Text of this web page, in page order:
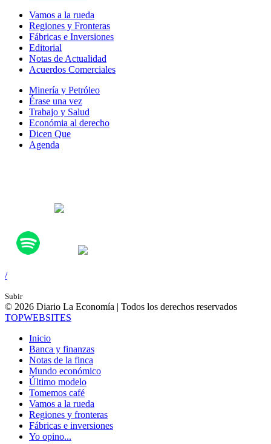
Vamos a la rueda
Regiones y Fronteras
Fábricas e Inversiones
Editorial
Notas de Actualidad
Acuerdos Comerciales
Minería y Petróleo
Érase una vez
Trabajo y Salud
Económia al derecho
Dicen Que
Agenda
/
Subir
© 2026 Diario La Economía | Todos los derechos reservados
TOPWEBSITES
Inicio
Banca y finanzas
Notas de la finca
Mundo económico
Último modelo
Tomemos café
Vamos a la rueda
Regiones y fronteras
Fábricas e inversiones
Yo opino...